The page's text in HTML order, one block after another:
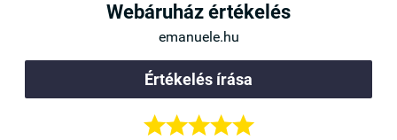
Webáruház értékelés
emanuele.hu
Értékelés írása
